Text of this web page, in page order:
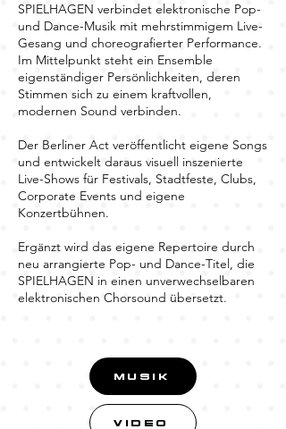
SPIELHAGEN verbindet elektronische Pop-
und Dance-Musik mit mehrstimmigem Live-
Gesang und choreografierter Performance.
Im Mittelpunkt steht ein Ensemble
eigenständiger Persönlichkeiten, deren
Stimmen sich zu einem kraftvollen,
modernen Sound verbinden.
Der Berliner Act veröffentlicht eigene Songs
und entwickelt daraus visuell inszenierte
Live-Shows für Festivals, Stadtfeste, Clubs,
Corporate Events und eigene
Konzertbühnen.
Ergänzt wird das eigene Repertoire durch
neu arrangierte Pop- und Dance-Titel, die
SPIELHAGEN in einen unverwechselbaren
elektronischen Chorsound übersetzt.
MUSIK
VIDEO